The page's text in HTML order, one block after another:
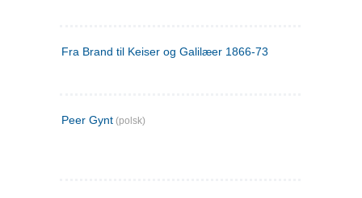
Fra Brand til Keiser og Galilæer 1866-73
Peer Gynt (polsk)